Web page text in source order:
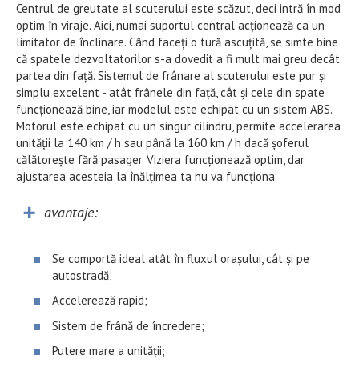
Centrul de greutate al scuterului este scăzut, deci intră în mod
optim în viraje. Aici, numai suportul central acționează ca un
limitator de înclinare. Când faceți o tură ascuțită, se simte bine
că spatele dezvoltatorilor s-a dovedit a fi mult mai greu decât
partea din față. Sistemul de frânare al scuterului este pur și
simplu excelent - atât frânele din față, cât și cele din spate
funcționează bine, iar modelul este echipat cu un sistem ABS.
Motorul este echipat cu un singur cilindru, permite accelerarea
unității la 140 km / h sau până la 160 km / h dacă șoferul
călătorește fără pasager. Viziera funcționează optim, dar
ajustarea acesteia la înălțimea ta nu va funcționa.
avantaje:
Se comportă ideal atât în ​​fluxul orașului, cât și pe
autostradă;
Accelerează rapid;
Sistem de frână de încredere;
Putere mare a unității;